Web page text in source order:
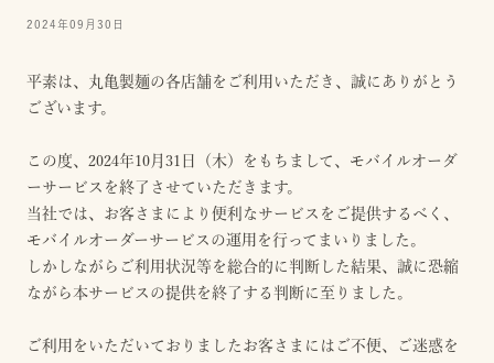
2024年09月30日
平素は、丸亀製麺の各店舗をご利用いただき、誠にありがとう
ございます。
この度、2024年10月31日（木）をもちまして、モバイルオーダ
ーサービスを終了させていただきます。
当社では、お客さまにより便利なサービスをご提供するべく、
モバイルオーダーサービスの運用を行ってまいりました。
しかしながらご利用状況等を総合的に判断した結果、誠に恐縮
ながら本サービスの提供を終了する判断に至りました。
ご利用をいただいておりましたお客さまにはご不便、ご迷惑を